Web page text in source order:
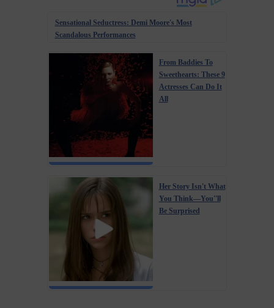
Sensational Seductress: Demi Moore's Most
Scandalous Performances
From Baddies To
Sweethearts: These 9
Actresses Can Do It
All
Her Story Isn't What
You Think—You''ll
Be Surprised